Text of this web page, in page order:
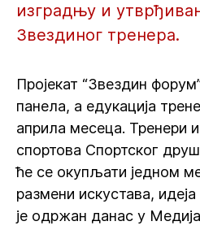
изградњу и
Звездиног тренера.
Пројекат “Звездин
панела, а едукација
априла месеца. Тренери
спортова Спортског
ће се окупљати једном
размени искустава,
је одржан данас у